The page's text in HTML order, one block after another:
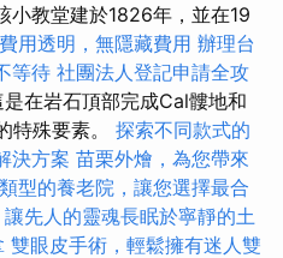
小教堂建於1826年，並在19
用透明，無隱藏費用 辦理台
等待 社團法人登記申請全攻
是在岩石頂部完成Cal髏地和
特殊要素。 探索不同款式的
決方案 苗栗外燴，為您帶來
型的養老院，讓您選擇最合
先人的靈魂長眠於寧靜的土
雙眼皮手術，輕鬆擁有迷人雙